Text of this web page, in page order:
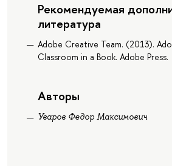
Рекомендуемая
литература
Adobe Creative Team. (2013).
Classroom in a Book. Adobe Press.
Авторы
Уваров Федор Максимович